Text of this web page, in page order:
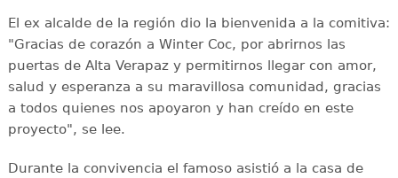
El ex alcalde de la región dio la bienvenida a la comitiva:
"Gracias de corazón a Winter Coc, por abrirnos las
puertas de Alta Verapaz y permitirnos llegar con amor,
salud y esperanza a su maravillosa comunidad, gracias
a todos quienes nos apoyaron y han creído en este
proyecto", se lee.
Durante la convivencia el famoso asistió a la casa de